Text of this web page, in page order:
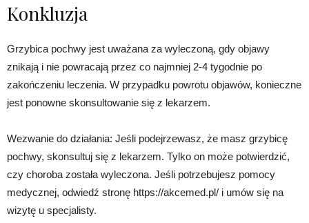
Konkluzja
Grzybica pochwy jest uważana za wyleczoną, gdy objawy
znikają i nie powracają przez co najmniej 2-4 tygodnie po
zakończeniu leczenia. W przypadku powrotu objawów, konieczne
jest ponowne skonsultowanie się z lekarzem.
Wezwanie do działania: Jeśli podejrzewasz, że masz grzybicę
pochwy, skonsultuj się z lekarzem. Tylko on może potwierdzić,
czy choroba została wyleczona. Jeśli potrzebujesz pomocy
medycznej, odwiedź stronę https://akcemed.pl/ i umów się na
wizytę u specjalisty.